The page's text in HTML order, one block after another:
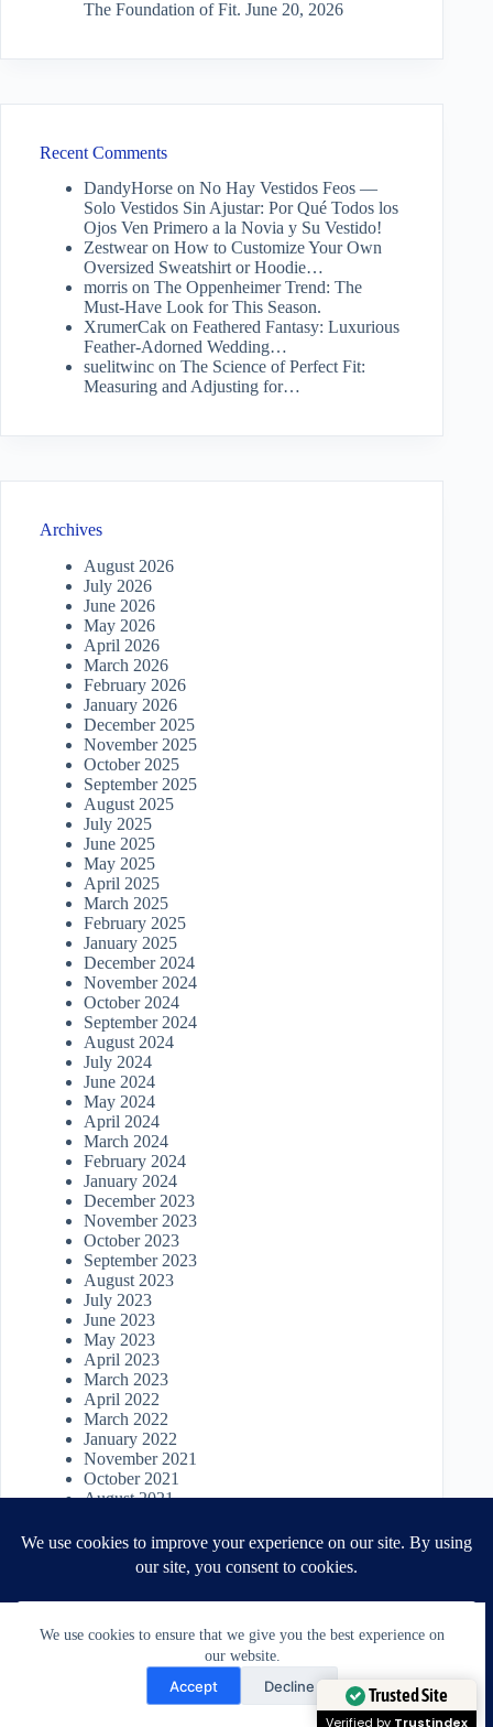
We use cookies to ensure that we give you the best experience on
our website.
Accept Decline
The Foundation of Fit. June 20, 2026
Recent Comments
DandyHorse on No Hay Vestidos Feos —
Solo Vestidos Sin Ajustar: Por Qué Todos los
Ojos Ven Primero a la Novia y Su Vestido!
Zestwearon How to Customize Your Own
Oversized Sweatshirt or Hoodie…
morris on The Oppenheimer Trend: The
Must-Have Look for This Season.
XrumerCak on Feathered Fantasy: Luxurious
Feather-Adorned Wedding…
suelitwinc on The Science of Perfect Fit:
Measuring and Adjusting for…
Archives
August 2026
July 2026
June 2026
May 2026
April 2026
March 2026
February 2026
January 2026
December 2025
November 2025
October 2025
September 2025
August 2025
July 2025
June 2025
May 2025
April 2025
March 2025
February 2025
January 2025
December 2024
November 2024
October 2024
September 2024
August 2024
July 2024
June 2024
May 2024
April 2024
March 2024
February 2024
January 2024
December 2023
November 2023
October 2023
September 2023
August 2023
July 2023
June 2023
May 2023
April 2023
March 2023
April 2022
March 2022
January 2022
November 2021
October 2021
August 2021
April 2021
September 2020
August 2020
May 2020
February 2020
February 2019
Need Help?
Open chaty
Trusted Site